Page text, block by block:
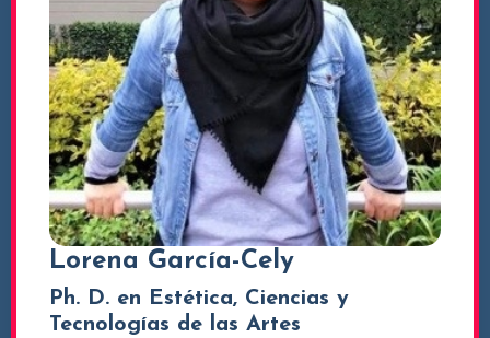
Lorena García-Cely
Ph. D. en Estética, Ciencias y
Tecnologías de las Artes